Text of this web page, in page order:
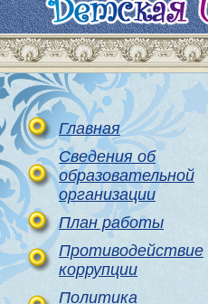
Главная
Сведения об
образовательной
организации
План работы
Противодействие
коррупции
Политика